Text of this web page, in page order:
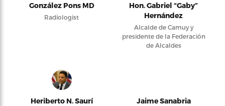
González Pons MD
Radiologist
Hon. Gabriel “Gaby”
Hernández
Alcalde de Camuy y
presidente de la Federación
de Alcaldes
Heriberto N. Saurí Jaime Sanabria